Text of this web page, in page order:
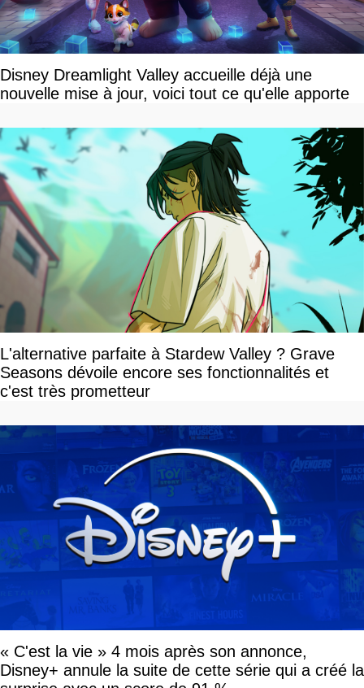
Disney Dreamlight Valley accueille déjà une
nouvelle mise à jour, voici tout ce qu'elle apporte
L'alternative parfaite à Stardew Valley ? Grave
Seasons dévoile encore ses fonctionnalités et
c'est très prometteur
« C'est la vie » 4 mois après son annonce,
Disney+ annule la suite de cette série qui a créé la